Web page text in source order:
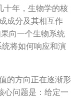
十年，生物学的核
成分及其相互作
向一个生物系统
将如何响应和演
的方向正在逐渐形
心问题是：给定一